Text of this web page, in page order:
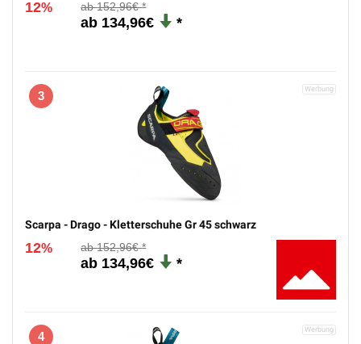
12% 152,96€
134,96€
3
Scarpa - Drago - Kletterschuhe Gr 45 schwarz
12% 152,96€
134,96€
4